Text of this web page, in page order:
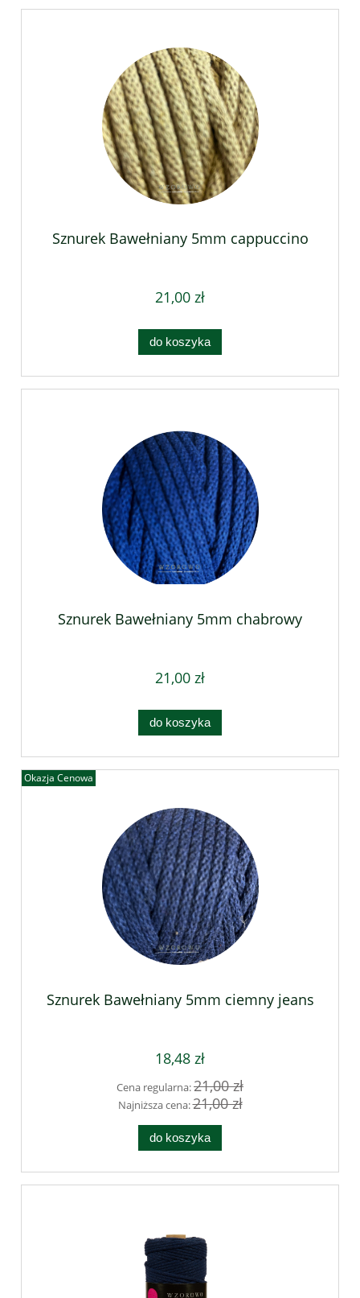
Sznurek Bawełniany 5mm cappuccino
21,00 zł
do koszyka
Sznurek Bawełniany 5mm chabrowy
21,00 zł
do koszyka
Sznurek Bawełniany 5mm ciemny jeans
18,48 zł
Cena regularna:21,00 zł
Najniższa cena:21,00 zł
do koszyka
Okazja Cenowa